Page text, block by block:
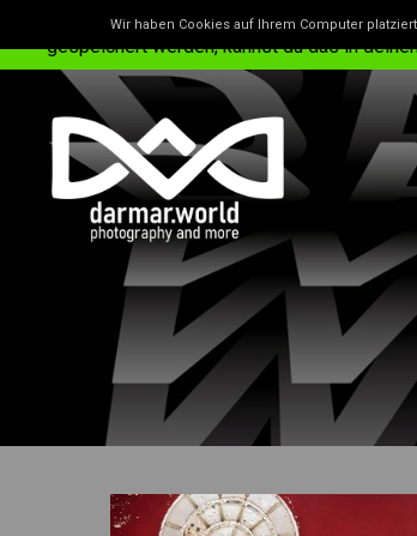
Wir haben Cookies auf Ihrem Computer
Unsere Website benutzt Cookies – das
gespeichert werden, kannst du das in